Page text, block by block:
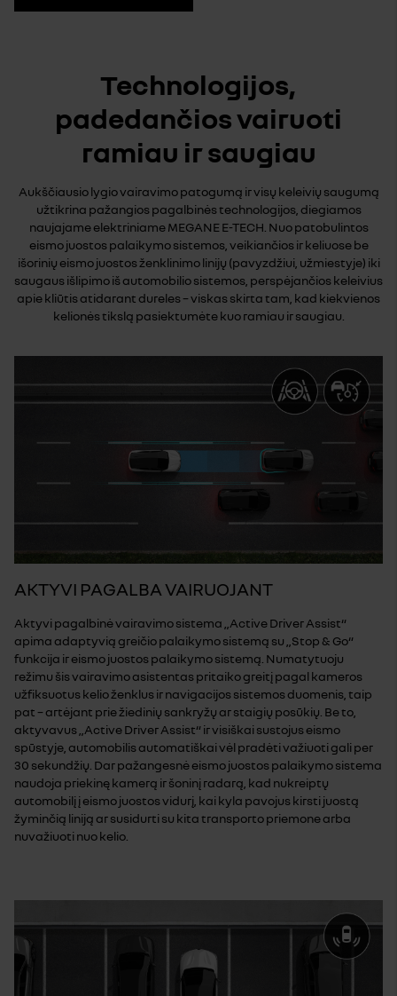
Technologijos,
padedančios vairuoti
ramiau ir saugiau
Aukščiausio lygio vairavimo patogumą ir visų keleivių saugumą
užtikrina pažangios pagalbinės technologijos, diegiamos
naujajame elektriniame MEGANE E-TECH. Nuo patobulintos
eismo juostos palaikymo sistemos, veikiančios ir keliuose be
išorinių eismo juostos ženklinimo linijų (pavyzdžiui, užmiestyje) iki
saugaus išlipimo iš automobilio sistemos, perspėjančios keleivius
apie kliūtis atidarant dureles – viskas skirta tam, kad kiekvienos
kelionės tikslą pasiektumėte kuo ramiau ir saugiau.
AKTYVI PAGALBA VAIRUOJANT
Aktyvi pagalbinė vairavimo sistema „Active Driver Assist“
apima adaptyvią greičio palaikymo sistemą su „Stop & Go“
funkcija ir eismo juostos palaikymo sistemą. Numatytuoju
režimu šis vairavimo asistentas pritaiko greitį pagal kameros
užfiksuotus kelio ženklus ir navigacijos sistemos duomenis, taip
pat – artėjant prie žiedinių sankryžų ar staigių posūkių. Be to,
aktyvavus „Active Driver Assist“ ir visiškai sustojus eismo
spūstyje, automobilis automatiškai vėl pradėti važiuoti gali per
30 sekundžių. Dar pažangesnė eismo juostos palaikymo sistema
naudoja priekinę kamerą ir šoninį radarą, kad nukreiptų
automobilį į eismo juostos vidurį, kai kyla pavojus kirsti juostą
žyminčią liniją ar susidurti su kita transporto priemone arba
nuvažiuoti nuo kelio.